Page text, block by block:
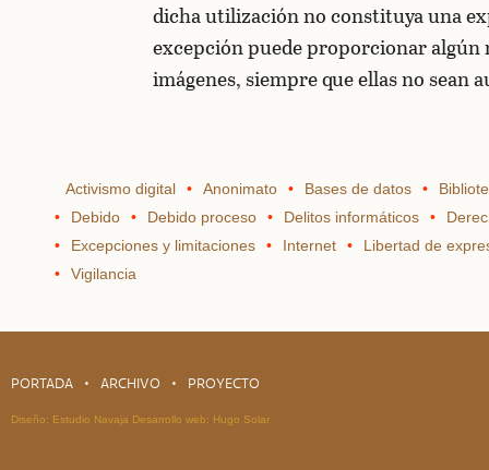
dicha utilización no constituya una
excepción puede proporcionar algún
imágenes, siempre que ellas no sean
Activismo digital Anonimato Bases de datos
Debido
Debido proceso Delitos informáticos
Excepciones y limitaciones
Internet
Libertad de
Vigilancia
PORTADA ARCHIVO PROYECTO
Diseño: Estudio Navaja Desarrollo web: Hugo Solar